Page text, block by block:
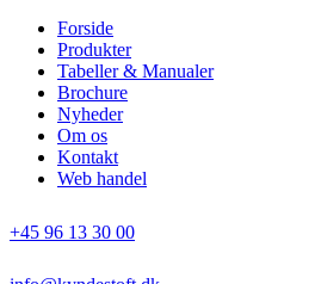
Forside
Produkter
Tabeller & Manualer
Brochure
Nyheder
Om os
Kontakt
Web handel
+45 96 13 30 00